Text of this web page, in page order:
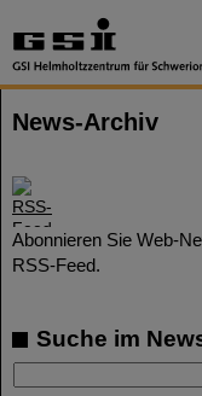
News-Archiv
Abonnieren Sie Web-
RSS-Feed.
Suche im